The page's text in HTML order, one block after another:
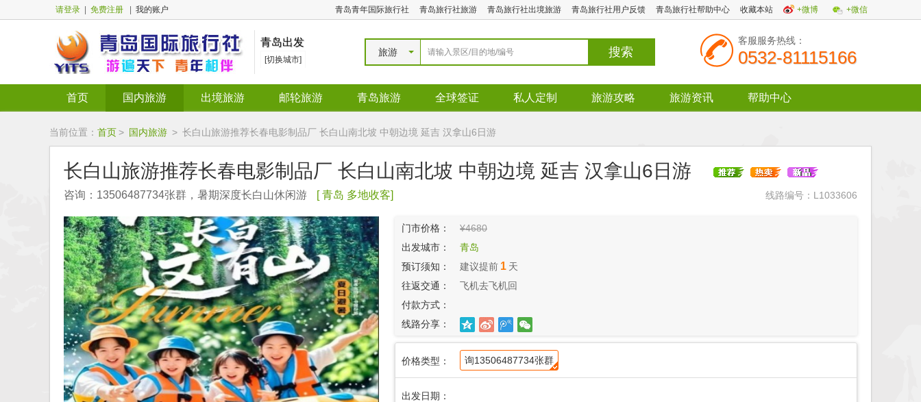
请登录 免费注册 我的账户 青岛青年国际旅行社 青岛旅行社旅游 青岛旅行社出境旅游 青岛旅行社用户反馈 青岛旅行社帮助中心 收藏本站 +微博 +微信
青岛出发
[切换城市]
旅游
客服服务热线：
0532-81115166
首页 国内旅游 出境旅游 邮轮旅游 青岛旅游 全球签证 私人定制 旅游攻略 旅游资讯 帮助中心
当前位置： 首页> 国内旅游 > 长白山旅游推荐长春电影制品厂 长白山南北坡 中朝边境 延吉 汉拿山6日游
长白山旅游推荐长春电影制品厂 长白山南北坡 中朝边境 延吉 汉拿山6日游
线路编号：L1033606
咨询：13506487734张群，暑期深度长白山休闲游 [ 青岛 多地收客]
门市价格：
¥4680
出发城市：
青岛
预订须知：
建议提前 1 天
往返交通：
飞机去飞机回
付款方式：
线路分享：
价格类型： 询13506487734张群
出发日期：